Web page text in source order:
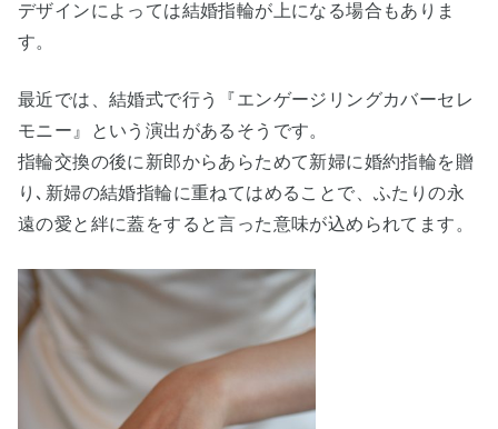
デザインによっては結婚指輪が上になる場合もありま
す。
最近では、結婚式で行う『エンゲージリングカバーセレ
モニー』という演出があるそうです。
指輪交換の後に新郎からあらためて新婦に婚約指輪を贈
り､新婦の結婚指輪に重ねてはめることで、ふたりの永
遠の愛と絆に蓋をすると言った意味が込められてます。